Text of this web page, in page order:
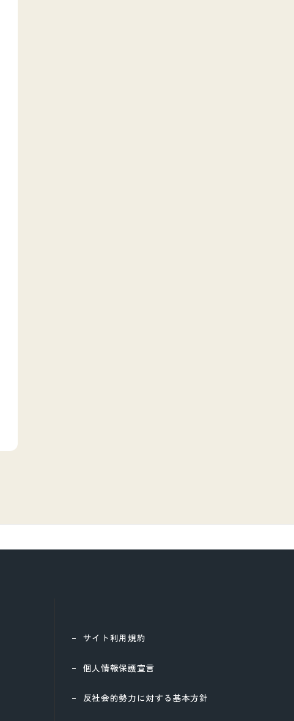
サイト利用規約
個人情報保護宣言
反社会的勢力に対する基本方針